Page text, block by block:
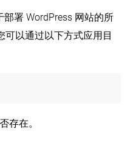
部署 WordPress 网站的所
可以通过以下方式应用目
存在。